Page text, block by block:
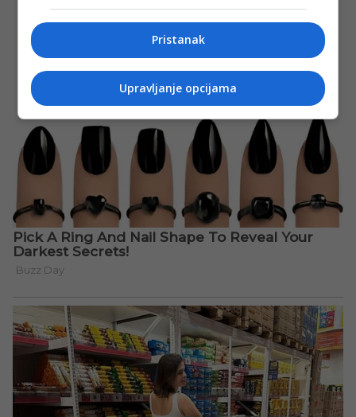
Pristanak
Upravljanje opcijama